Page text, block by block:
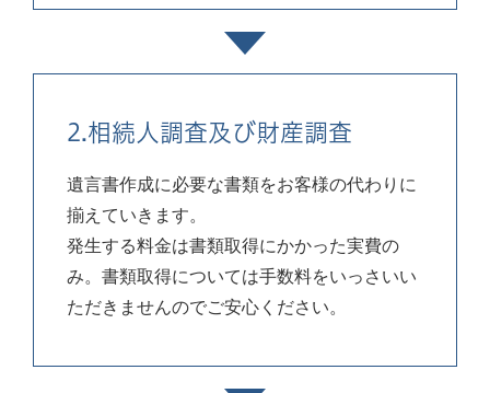
2.相続人調査及び財産調査
遺言書作成に必要な書類をお客様の代わりに
揃えていきます。
発生する料金は書類取得にかかった実費の
み。書類取得については手数料をいっさいい
ただきませんのでご安心ください。